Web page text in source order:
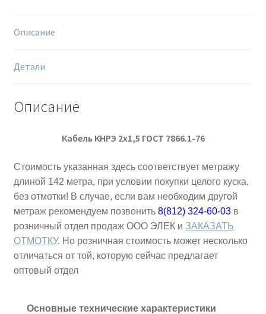
Описание
Детали
Описание
Кабель КНРЭ 2х1,5 ГОСТ 7866.1-76
Стоимость указанная здесь соответствует метражу
длиной 142 метра, при условии покупки целого куска,
без отмотки! В случае, если вам необходим другой
метраж рекомендуем позвонить 8(812) 324-60-03в
розничный отдел продаж ООО ЭЛЕК и ЗАКАЗАТЬ
ОТМОТКУ. Но розничная стоимость может несколько
отличаться от той, которую сейчас предлагает
оптовый отдел
Основные технические характеристики